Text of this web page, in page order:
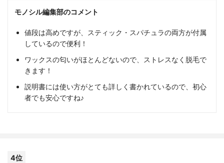
モノシル編集部のコメント
値段は高めですが、スティック・スパチュラの両方が付属
しているので便利！
ワックスの匂いがほとんどないので、ストレスなく脱毛で
きます！
説明書には使い方がとても詳しく書かれているので、初心
者でも安心ですね♪
4位